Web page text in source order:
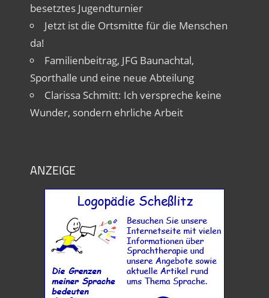
besetztes Jugendturnier
Jetzt ist die Ortsmitte für die Menschen
da!
Familienbeitrag, JFG Baunachtal,
Sporthalle und eine neue Abteilung
Clarissa Schmitt: Ich verspreche keine
Wunder, sondern ehrliche Arbeit
ANZEIGE